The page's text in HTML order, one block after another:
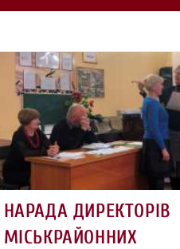
НАРАДА ДИРЕКТОРІВ
МІСЬКРАЙОННИХ